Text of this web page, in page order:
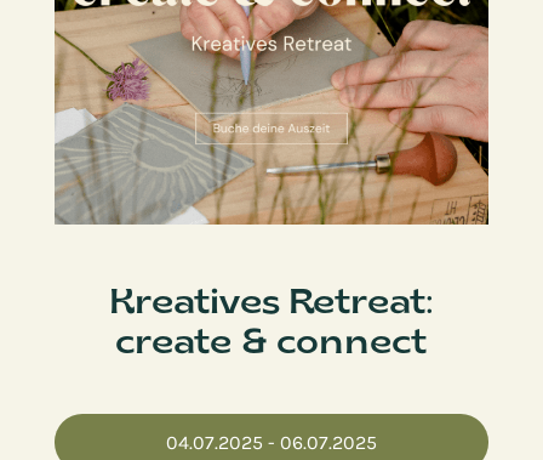
Kreatives Retreat:
create & connect
04.07.2025 - 06.07.2025